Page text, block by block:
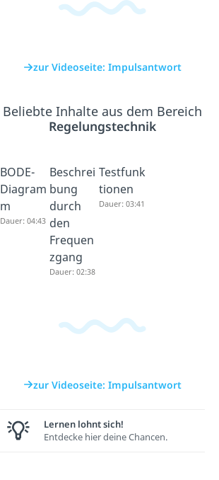
zur Videoseite: Impulsantwort
Beliebte Inhalte aus dem Bereich
Regelungstechnik
BODE-
Diagram
m
Dauer: 04:43
Beschrei
bung
durch
den
Frequen
zgang
Dauer: 02:38
Testfunk
tionen
Dauer: 03:41
zur Videoseite: Impulsantwort
Lernen lohnt sich!
Entdecke hier deine Chancen.